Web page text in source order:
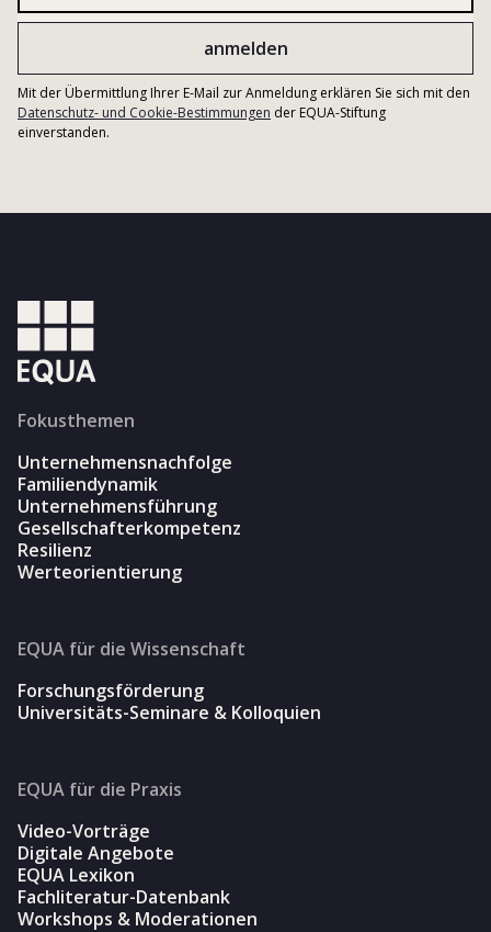
Mit der Übermittlung Ihrer E-Mail zur Anmeldung erklären Sie sich mit den
Datenschutz- und Cookie-Bestimmungen der EQUA-Stiftung
einverstanden.
Fokusthemen
Unternehmensnachfolge
Familiendynamik
Unternehmensführung
Gesellschafterkompetenz
Resilienz
Werteorientierung
EQUA für die Wissenschaft
Forschungsförderung
Universitäts-Seminare & Kolloquien
EQUA für die Praxis
Video-Vorträge
Digitale Angebote
EQUA Lexikon
Fachliteratur-Datenbank
Workshops & Moderationen